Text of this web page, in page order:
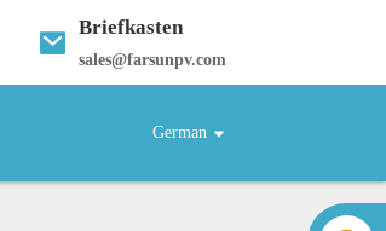
Briefkasten
sales@farsunpv.com
German